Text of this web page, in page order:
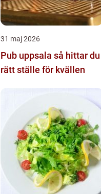
31 maj 2026
Pub uppsala så hittar du
rätt ställe för kvällen